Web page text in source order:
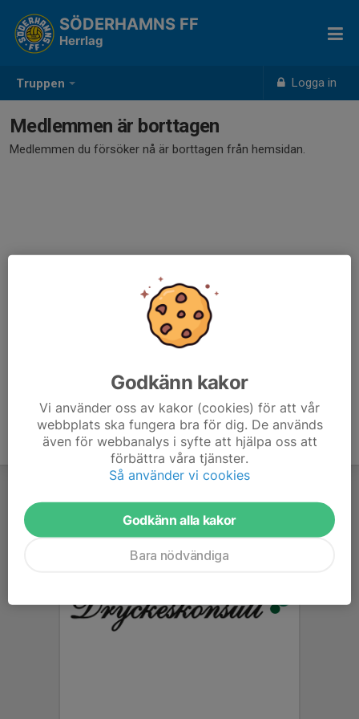
Truppen Logga in
SÖDERHAMNS FF
Herrlag
Medlemmen är borttagen
Medlemmen du försöker nå är borttagen från hemsidan.
Godkänn kakor
Vi använder oss av kakor (cookies) för att vår
webbplats ska fungera bra för dig. De används
även för webbanalys i syfte att hjälpa oss att
förbättra våra tjänster.
Så använder vi cookies
Godkänn alla kakor
Bara nödvändiga